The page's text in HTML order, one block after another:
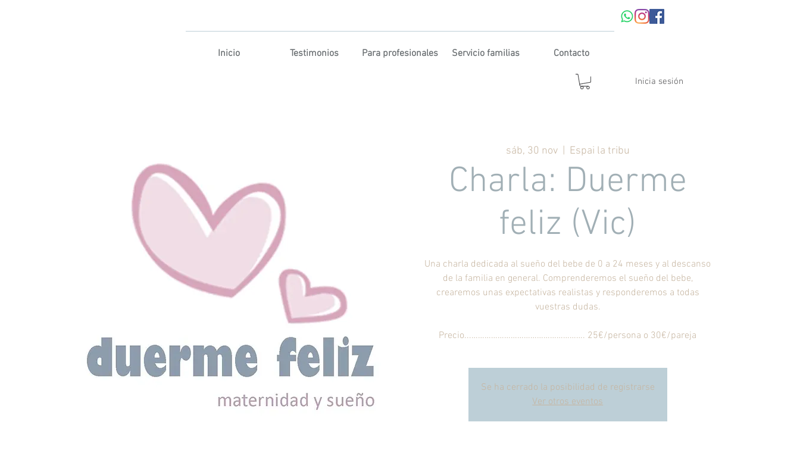
Inicio Testimonios Para profesionales Servicio familias Contacto
Inicia sesión
sáb, 30 nov
  |
Espai la tribu
Charla: Duerme
feliz (Vic)
Una charla dedicada al sueño del bebe de 0 a 24 meses y al descanso
de la familia en general. Comprenderemos el sueño del bebe,
crearemos unas expectativas realistas y responderemos a todas
vuestras dudas.
Precio...……………………………………………. 25€/persona o 30€/pareja
Se ha cerrado la posibilidad de registrarse
Ver otros eventos